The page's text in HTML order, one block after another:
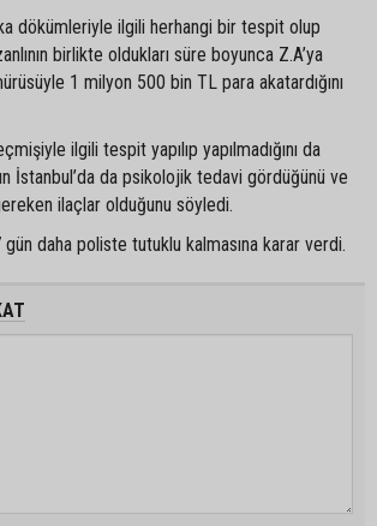
dökümleriyle ilgili herhangi bir tespit olup
birlikte oldukları süre boyunca Z.A’ya
1 milyon 500 bin TL para akatardığını
ilgili tespit yapılıp yapılmadığını da
İstanbul’da da psikolojik tedavi gördüğünü ve
ilaçlar olduğunu söyledi.
gün daha poliste tutuklu kalmasına karar verdi.